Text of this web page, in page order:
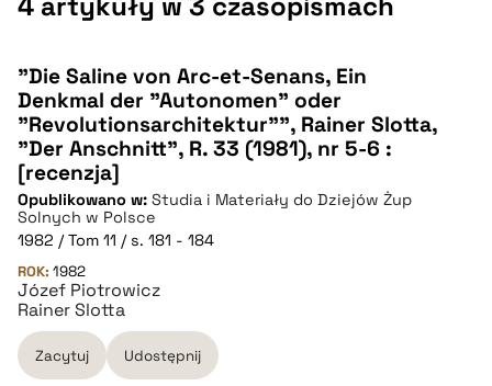
"Die Saline von Arc-et-Senans, Ein
Denkmal der "Autonomen" oder
"Revolutionsarchitektur"", Rainer Slotta,
"Der Anschnitt", R. 33 (1981), nr 5-6 :
[recenzja]
Opublikowano w: Studia i Materiały do Dziejów Żup
Solnych w Polsce
1982 / Tom 11 / s. 181 - 184
ROK: 1982
Józef Piotrowicz
Rainer Slotta
Zacytuj Udostępnij